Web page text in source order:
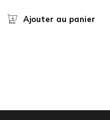
Ajouter au panier